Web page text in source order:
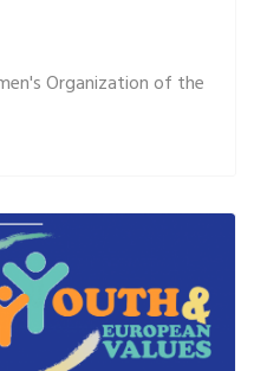
Organization of the